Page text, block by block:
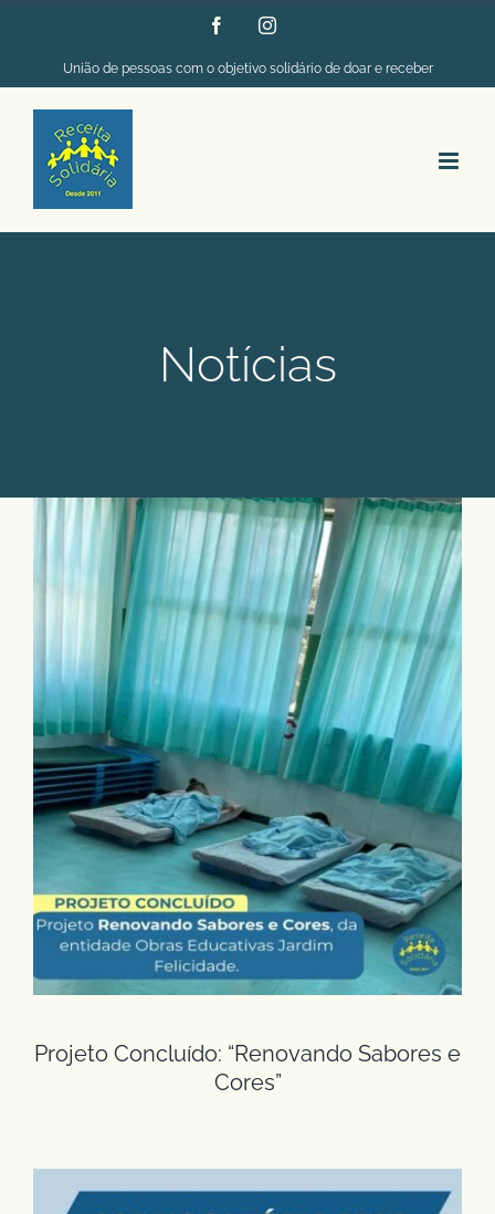
o
conteúdo
FacebookInstagram
União de pessoas com o objetivo solidário de doar e receber
Notícias
Projeto Concluído: “Renovando Sabores e
Cores”
Projeto Concluído: “Renovando Sabores e
Cores”